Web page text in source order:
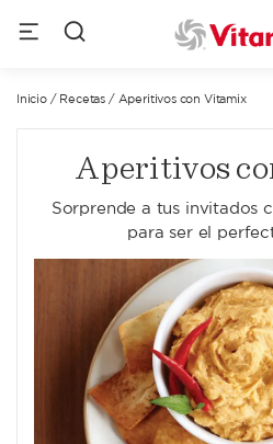
Inicio/ Recetas / Aperitivos con Vitamix
Aperitivos
Sorprende a tus invitados
para ser el